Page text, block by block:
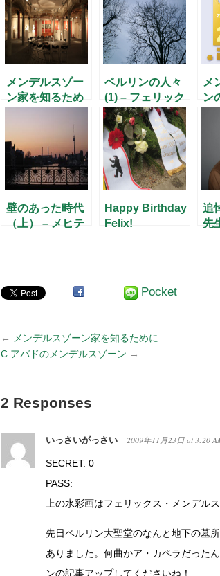
メンデルスゾー
ン家を知るため
ベルリンの人々
(1) – フェリック
ス・メンデルス
ゾーン –
メ
ン
を
壁のあった時代
（上） – メヒテ
Happy Birthday
Felix!
追
先
Pocket
← メンデルスゾーン家を知るために
C.アバドのメンデルスゾーン →
2 Responses
いっさいがっさい 2009年11月23日 at 3:20
SECRET: 0
PASS:
上の水彩画はフェリックス・メンデル
先日ベルリン大聖堂のなんと地下の墓
ありました。何曲かア・カペラだった
ンの記事アップしてくださいね！